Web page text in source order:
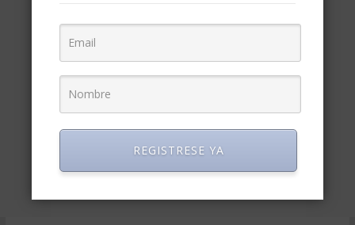
REGISTRESE YA